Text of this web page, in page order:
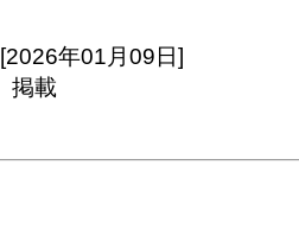
[2026年01月09日]
掲載